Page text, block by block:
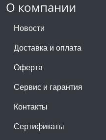
О компании
Новости
Доставка и оплата
Оферта
Сервис и гарантия
Контакты
Сертификаты